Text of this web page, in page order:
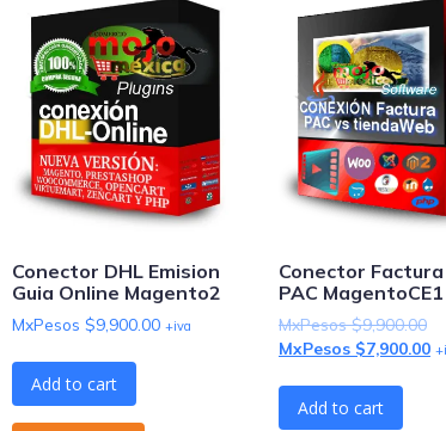
Conector DHL Emision
Guia Online Magento2
MxPesos $9,900.00 +iva
Add to cart
Conector Factura
PAC MagentoCE1
MxPesos $9,900.00
MxPesos $7,900.00
Add to cart